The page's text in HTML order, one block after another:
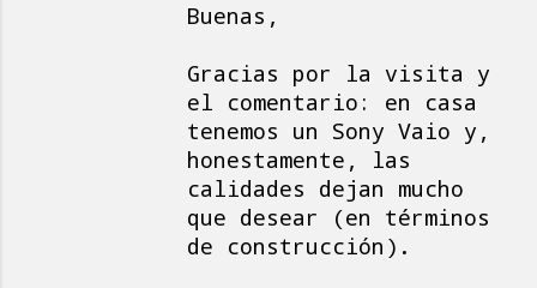
Buenas,
Gracias por la visita y
el comentario: en casa
tenemos un Sony Vaio y,
honestamente, las
calidades dejan mucho
que desear (en términos
de construcción).